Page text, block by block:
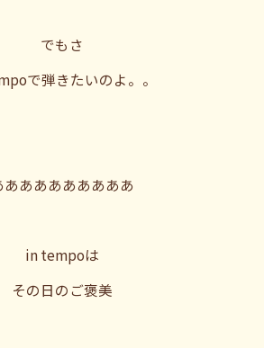
でもさ
で弾きたいのよ。。
あああああああああ
in tempoは
その日のご褒美